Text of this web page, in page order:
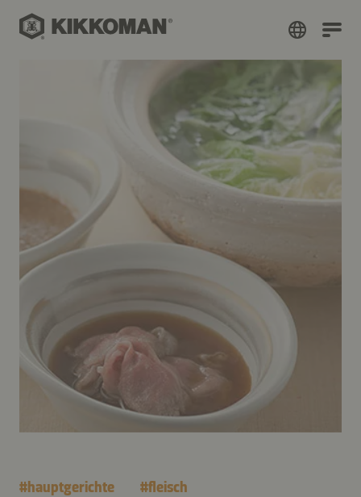
#hauptgerichte #fleisch